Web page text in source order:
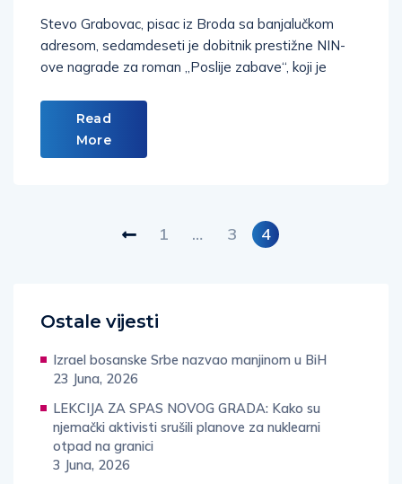
Stevo Grabovac, pisac iz Broda sa banjalučkom
adresom, sedamdeseti je dobitnik prestižne NIN-
ove nagrade za roman „Poslije zabave“, koji je
Read
More
1 … 3 4
Ostale vijesti
Izrael bosanske Srbe nazvao manjinom u BiH
23 Juna, 2026
LEKCIJA ZA SPAS NOVOG GRADA: Kako su
njemački aktivisti srušili planove za nuklearni
otpad na granici
3 Juna, 2026